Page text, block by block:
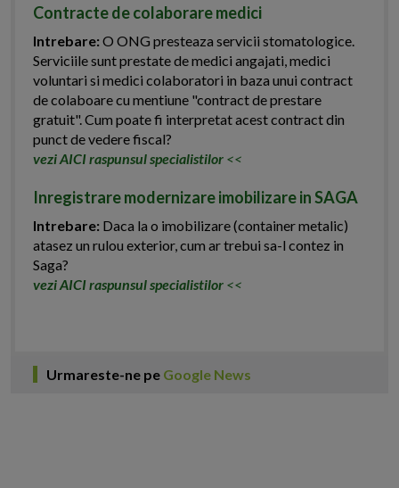
Contracte de colaborare medici
Intrebare:O ONG presteaza servicii stomatologice.
Serviciile sunt prestate de medici angajati, medici
voluntari si medici colaboratori in baza unui contract
de colaboare cu mentiune "contract de prestare
gratuit". Cum poate fi interpretat acest contract din
punct de vedere fiscal?
vezi AICI raspunsul specialistilor <<
Inregistrare modernizare imobilizare in SAGA
Intrebare: Daca la o imobilizare (container metalic)
atasez un rulou exterior, cum ar trebui sa-l contez in
Saga?
vezi AICI raspunsul specialistilor <<
Urmareste-ne pe Google News